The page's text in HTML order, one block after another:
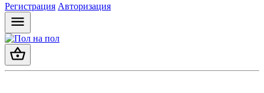
Регистрация Авторизация